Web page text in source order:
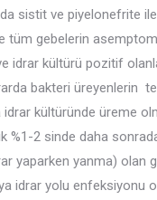
sistit ve piyelonefrite
tüm gebelerin
idrar kültürü pozitif
bakteri üreyenlerin
idrar kültüründe üreme
%1-2 sinde daha
yaparken yanma) olan
idrar yolu enfeksiyonu